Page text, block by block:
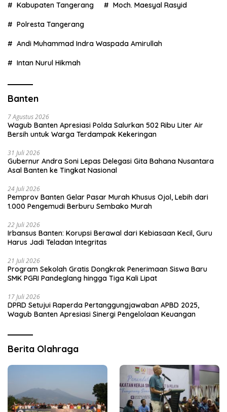
Kabupaten Tangerang Moch. Maesyal Rasyid
Polresta Tangerang
Andi Muhammad Indra Waspada Amirullah
Intan Nurul Hikmah
Banten
7 Agustus 2026
Wagub Banten Apresiasi Polda Salurkan 502 Ribu Liter Air
Bersih untuk Warga Terdampak Kekeringan
31 Juli 2026
Gubernur Andra Soni Lepas Delegasi Gita Bahana Nusantara
Asal Banten ke Tingkat Nasional
24 Juli 2026
Pemprov Banten Gelar Pasar Murah Khusus Ojol, Lebih dari
1.000 Pengemudi Berburu Sembako Murah
22 Juli 2026
Irbansus Banten: Korupsi Berawal dari Kebiasaan Kecil, Guru
Harus Jadi Teladan Integritas
21 Juli 2026
Program Sekolah Gratis Dongkrak Penerimaan Siswa Baru
SMK PGRI Pandeglang hingga Tiga Kali Lipat
17 Juli 2026
DPRD Setujui Raperda Pertanggungjawaban APBD 2025,
Wagub Banten Apresiasi Sinergi Pengelolaan Keuangan
Berita Olahraga